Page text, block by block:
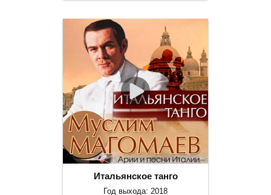
Итальянское танго
Год выхода: 2018